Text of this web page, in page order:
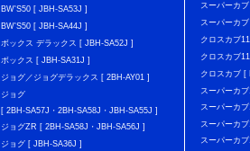
BW'S50 [ JBH-SA53J ]
BW'S50 [ JBH-SA44J ]
ボックス デラックス [ JBH-SA52J ]
ボックス [ JBH-SA31J ]
ジョグ／ジョグデラックス [ 2BH-AY01 ]
ジョグ
[ 2BH-SA57J・2BH-SA58J・JBH-SA55J ]
ジョグZR [ 2BH-SA58J・JBH-SA56J ]
ジョグ [ JBH-SA36J ]
スーパーカ
スーパーカ
クロスカブ
クロスカブ
クロスカブ [
スーパーカ
スーパーカ
スーパーカ
スーパーカ